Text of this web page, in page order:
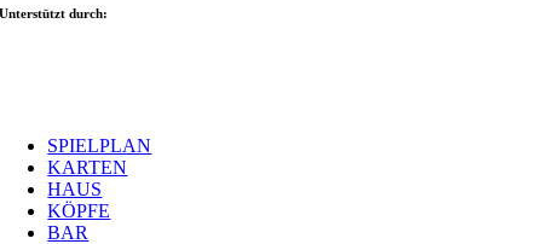
Unterstützt durch:
SPIELPLAN
KARTEN
HAUS
KÖPFE
BAR